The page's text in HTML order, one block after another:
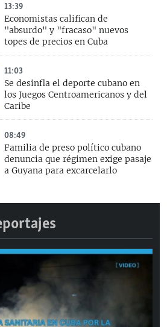
13:39
Economistas califican de
"absurdo" y "fracaso" nuevos
topes de precios en Cuba
11:03
Se desinfla el deporte cubano en
los Juegos Centroamericanos y del
Caribe
08:49
Familia de preso político cubano
denuncia que régimen exige pasaje
a Guyana para excarcelarlo